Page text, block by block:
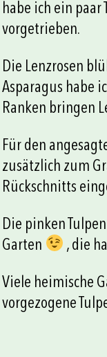
habe ich ein
vorgetrieben.
Die Lenzrosen
Asparagus habe
Ranken bringen
Für den
zusätzlich zum
Rückschnitts
Die pinken
Garten
, die
Viele heimische
vorgezogene